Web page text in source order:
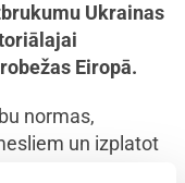
Ukrainas
Eiropā.
normas,
un izplatot
vardarbīgiem